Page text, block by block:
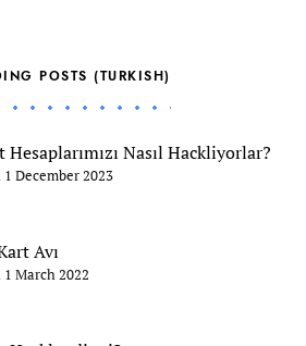
POSTS (TURKISH)
Hesaplarımızı Nasıl Hackliyorlar?
December 2023
Avı
March 2022